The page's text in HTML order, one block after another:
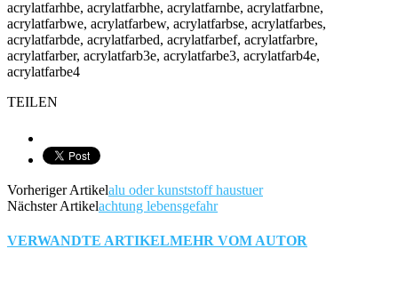
acrylatfarhbe, acrylatfarbhe, acrylatfarnbe, acrylatfarbne,
acrylatfarbwe, acrylatfarbew, acrylatfarbse, acrylatfarbes,
acrylatfarbde, acrylatfarbed, acrylatfarbef, acrylatfarbre,
acrylatfarber, acrylatfarb3e, acrylatfarbe3, acrylatfarb4e,
acrylatfarbe4
TEILEN
Vorheriger Artikelalu oder kunststoff haustuer
Nächster Artikelachtung lebensgefahr
VERWANDTE ARTIKELMEHR VOM AUTOR